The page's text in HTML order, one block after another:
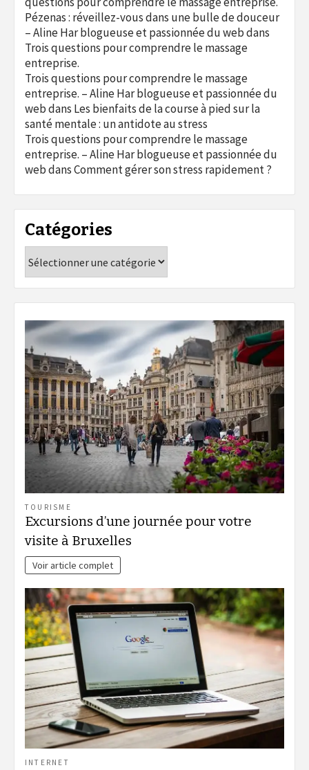
Pézenas : réveillez-vous dans une bulle de douceur
– Aline Har blogueuse et passionnée du webdans
Trois questions pour comprendre le massage
entreprise.
Trois questions pour comprendre le massage
entreprise. – Aline Har blogueuse et passionnée du
webdans Les bienfaits de la course à pied sur la
santé mentale : un antidote au stress
Trois questions pour comprendre le massage
entreprise. – Aline Har blogueuse et passionnée du
webdansComment gérer son stress rapidement ?
Catégories
TOURISME
Excursions d’une journée pour votre
visite à Bruxelles
Voir article complet
INTERNET